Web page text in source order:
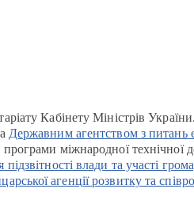
Кабінету Міністрів
Державним агентством з питань
міжнародної технічної
підзвітності влади та участі
агенції розвитку та